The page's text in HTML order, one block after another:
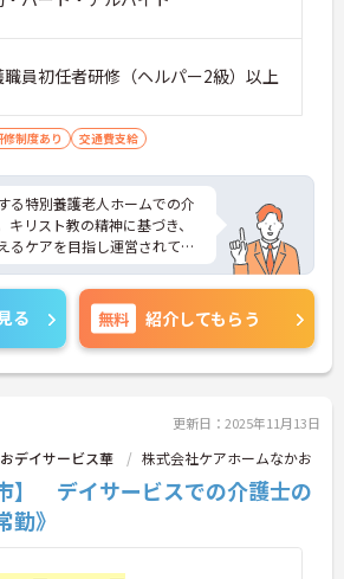
員初任者研修（ヘルパー2級）以上
修制度あり 交通費支給
る特別養護老人ホームでの介
リスト教の精神に基づき、
るケアを目指し運営されてい
ご相談可能ですので、ご家
立をしたい方にもオススメ
面接対策ポイントなど、さら
ますので、お気軽にご相談く
る 無料 紹介してもらう
更新日：2025年11月13日
デイサービス華 株式会社ケアホームなかお
】 デイサービスでの介護士の
勤》